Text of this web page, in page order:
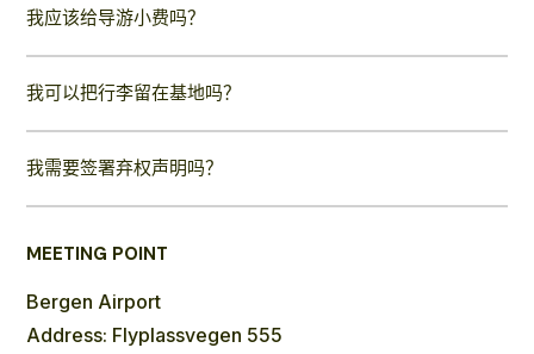
我应该给导游小费吗？
我可以把行李留在基地吗？
我需要签署弃权声明吗？
MEETING POINT
Bergen Airport
Address: Flyplassvegen 555